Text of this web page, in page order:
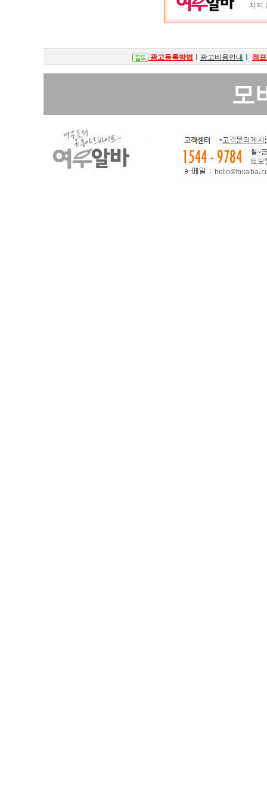
지지
광고등록방법 광고비용안내 점
모